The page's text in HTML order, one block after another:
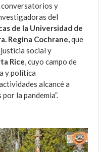
conversatorios y
del
de la Universidad de
Regina Cochrane,que
social y
Rice, cuyo campo de
y política
alcancé a
la pandemia”.